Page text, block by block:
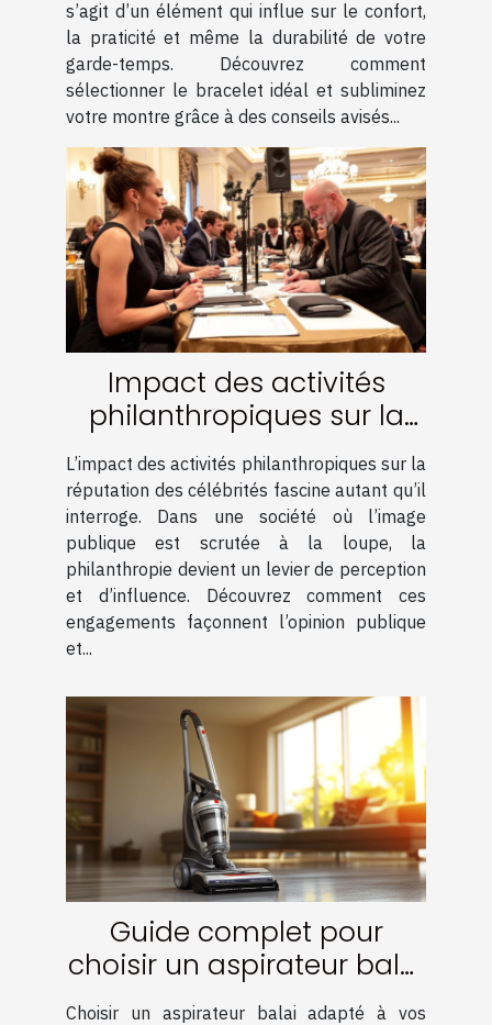
s’agit d’un élément qui influe sur le confort,
la praticité et même la durabilité de votre
garde-temps. Découvrez comment
sélectionner le bracelet idéal et subliminez
votre montre grâce à des conseils avisés...
Impact des activités
philanthropiques sur la
réputation des célébrités
L’impact des activités philanthropiques sur la
réputation des célébrités fascine autant qu’il
interroge. Dans une société où l’image
publique est scrutée à la loupe, la
philanthropie devient un levier de perception
et d’influence. Découvrez comment ces
engagements façonnent l’opinion publique
et...
Guide complet pour
choisir un aspirateur balai
adapté à vos besoins
Choisir un aspirateur balai adapté à vos